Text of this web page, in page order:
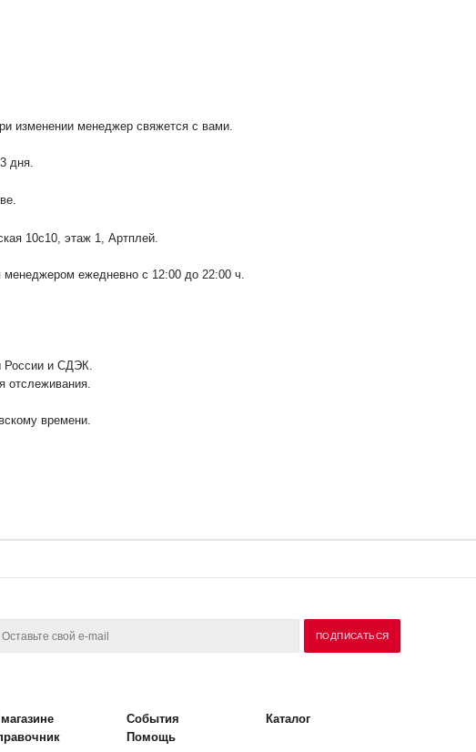
изменении менеджер свяжется с вами.
дня.
10с10 , этаж 1, Артплей.
ежедневно с 12:00 до 22:00 ч.
России и СДЭК.
отслеживания.
времени.
События
Каталог
Помощь